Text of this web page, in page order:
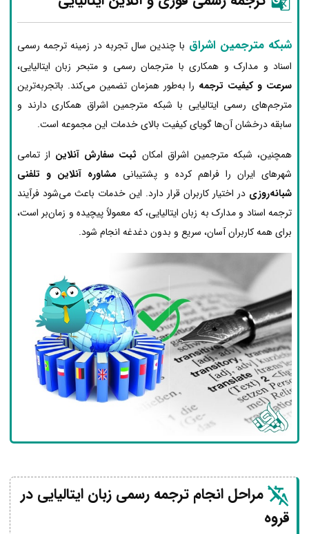
شبکه مترجمین اشراق با چندین سال تجربه در زمینه ترجمه رسمی
اسناد و مدارک و همکاری با مترجمان رسمی و متبحر زبان ایتالیایی،
سرعت و کیفیت ترجمه را به‌طور همزمان تضمین می‌کند. باتجربه‌ترین
مترجم‌های رسمی ایتالیایی با شبکه مترجمین اشراق همکاری دارند و
سابقه درخشان آن‌ها گویای کیفیت بالای خدمات این مجموعه است.
همچنین، شبکه مترجمین اشراق امکان ثبت سفارش آنلاین از تمامی
شهرهای ایران را فراهم کرده و پشتیبانی مشاوره آنلاین و تلفنی
شبانه‌روزی در اختیار کاربران قرار دارد. این خدمات باعث می‌شود فرآیند
ترجمه اسناد و مدارک به زبان ایتالیایی، که معمولاً پیچیده و زمان‌بر است،
برای همه کاربران آسان، سریع و بدون دغدغه انجام شود.
مراحل انجام ترجمه رسمی زبان ایتالیایی در
قروه